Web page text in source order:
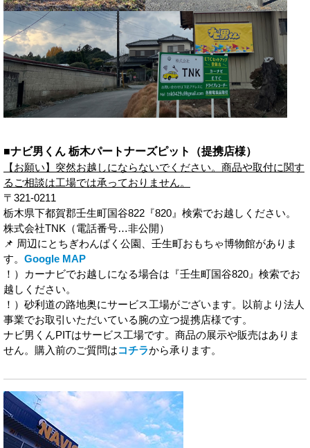
■ナビ男くん 栃木パートナーズピット（提携店様）
【お願い】突然お越しにならないでください。商品や取付に関す
るご相談は工場では承っておりません。
〒321-0211
栃木県下都賀郡壬生町国谷822『820』検索でお越しください。
株式会社TNK（電話番号…非公開）
📌 周辺にとちぎわんぱく公園、壬生町おもちゃ博物館がありま
す。 Google MAP
！）カーナビでお越しになる場合は『壬生町国谷820』検索でお
越しください。
！）砂利道の路地奥にサービス工場がございます。以前より法人
事業でお取引いただいている腕の立つ提携店様です。
ナビ男くんPITはサービス工場です。商品の展示や販売はありま
せん。購入前のご質問はコチラから承ります。